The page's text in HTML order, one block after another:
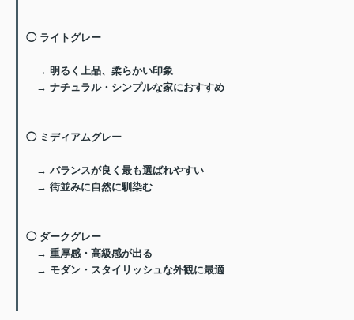
◯ ライトグレー
→ 明るく上品、柔らかい印象
→ ナチュラル・シンプルな家におすすめ
◯ ミディアムグレー
→ バランスが良く最も選ばれやすい
→ 街並みに自然に馴染む
◯ ダークグレー
→ 重厚感・高級感が出る
→ モダン・スタイリッシュな外観に最適